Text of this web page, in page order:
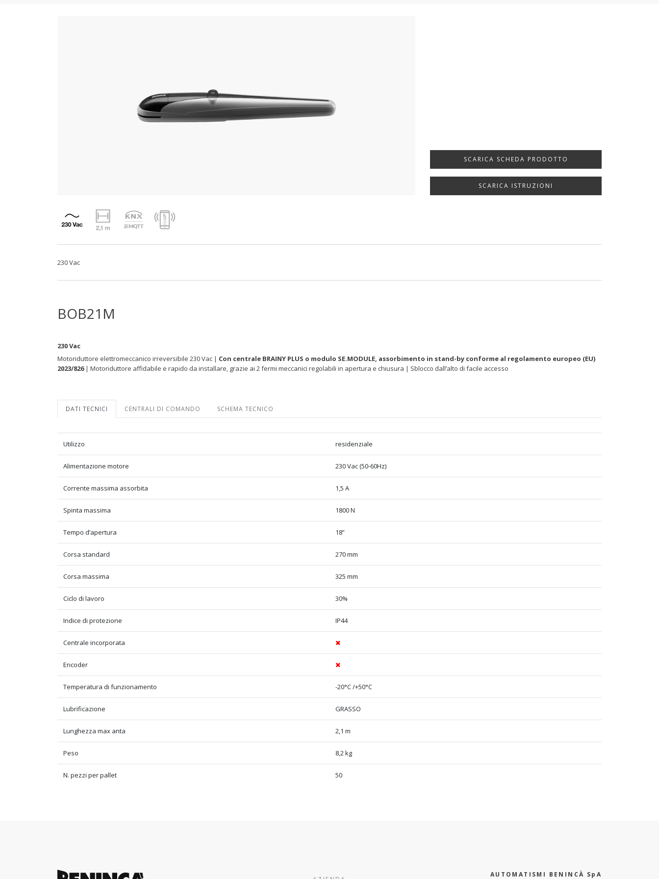
SCARICA SCHEDA PRODOTTO
SCARICA ISTRUZIONI
230 Vac
BOB21M
230 Vac
Motoriduttore elettromeccanico irreversibile 230 Vac | Con centrale BRAINY PLUS o modulo SE.MODULE, assorbimento in stand-by conforme al regolamento europeo (EU)
2023/826| Motoriduttore affidabile e rapido da installare, grazie ai 2 fermi meccanici regolabili in apertura e chiusura | Sblocco dall’alto di facile accesso
DATI TECNICI CENTRALI DI COMANDO SCHEMA TECNICO
Utilizzo residenziale
Alimentazione motore 230 Vac (50-60Hz)
Corrente massima assorbita 1,5 A
Spinta massima 1800 N
Tempo d’apertura 18”
Corsa standard 270 mm
Corsa massima 325 mm
Ciclo di lavoro 30%
Indice di protezione IP44
Centrale incorporata
Encoder
Temperatura di funzionamento -20°C /+50°C
Lubrificazione GRASSO
Lunghezza max anta 2,1 m
Peso 8,2 kg
N. pezzi per pallet 50
AUTOMATISMI BENINCÀ SpA